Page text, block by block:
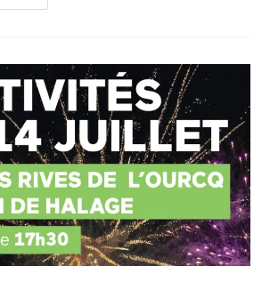
Sous-
In
Aulnay-
Sous-
Bois,
France